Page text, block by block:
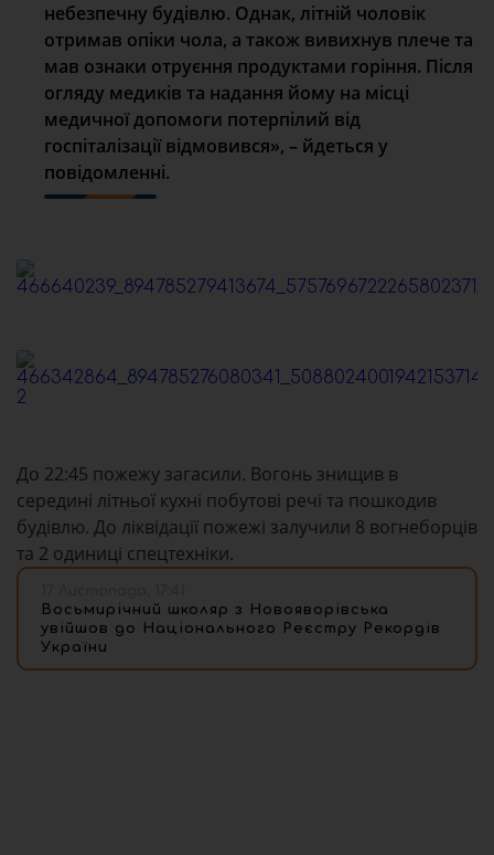
небезпечну будівлю. Однак, літній чоловік
отримав опіки чола, а також вивихнув плече та
мав ознаки отруєння продуктами горіння. Після
огляду медиків та надання йому на місці
медичної допомоги потерпілий від
госпіталізації відмовився», – йдеться у
повідомленні.
До 22:45 пожежу загасили. Вогонь знищив в
середині літньої кухні побутові речі та пошкодив
будівлю. До ліквідації пожежі залучили 8 вогнеборців
та 2 одиниці спецтехніки.
Восьмирічний школяр з Новояворівська
увійшов до Національного Реєстру Рекордів
України